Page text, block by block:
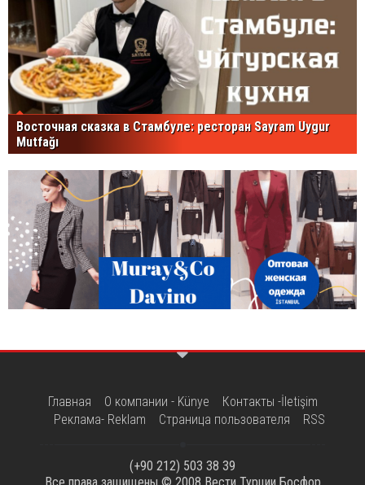
Восточная сказка в Стамбуле: ресторан Sayram Uygur
Mutfağı
Главная О компании - Künye
Контакты -İletişim
Реклама- Reklam
Страница пользователя RSS
(+90 212) 503 38 39